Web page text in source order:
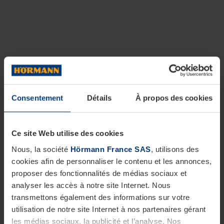
Consentement Détails À propos des cookies
Ce site Web utilise des cookies
Nous, la société Hörmann France SAS, utilisons des
cookies afin de personnaliser le contenu et les annonces,
proposer des fonctionnalités de médias sociaux et
analyser les accès à notre site Internet. Nous
transmettons également des informations sur votre
utilisation de notre site Internet à nos partenaires gérant
les médias sociaux, la publicité et l’analyse. Nos